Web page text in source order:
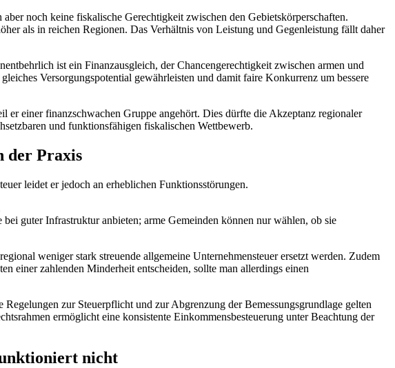
noch keine fiskalische Gerechtigkeit zwischen den Gebietskörperschaften.
als in reichen Regionen. Das Verhältnis von Leistung und Gegenleistung fällt daher
ist ein Finanzausgleich, der Chancengerechtigkeit zwischen armen und
Versorgungspotential gewährleisten und damit faire Konkurrenz um bessere
er einer finanzschwachen Gruppe angehört. Dies dürfte die Akzeptanz regionaler
und funktionsfähigen fiskalischen Wettbewerb.
der Praxis
leidet er jedoch an erheblichen Funktionsstörungen.
guter Infrastruktur anbieten; arme Gemeinden können nur wählen, ob sie
weniger stark streuende allgemeine Unternehmensteuer ersetzt werden. Zudem
einer zahlenden Minderheit entscheiden, sollte man allerdings einen
zur Steuerpflicht und zur Abgrenzung der Bemessungsgrundlage gelten
ermöglicht eine konsistente Einkommensbesteuerung unter Beachtung der
nicht